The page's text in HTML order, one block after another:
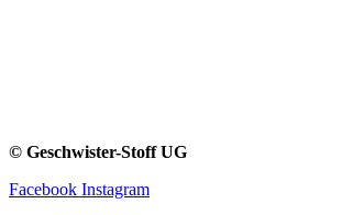
© Geschwister-Stoff UG
Facebook Instagram